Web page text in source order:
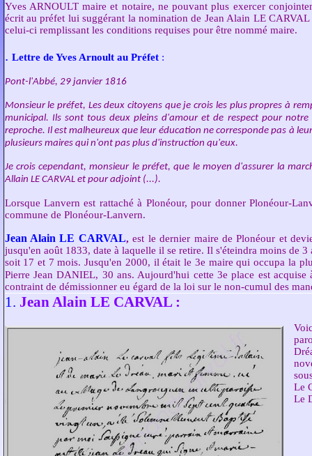
Yves ARNOULT maire et notaire, ne pouvant plus exercer
écrit au préfet lui suggérant la nomination de Jean Alain LE
celui-ci remplissant les conditions requises pour être nommé maire.
. Lettre de Yves Arnoult au Préfet:
Pont-l'Abbé, 29 janvier 1816
Monsieur le préfet, Les deux citoyens que je crois les plus propres à
municipal. Ils sont tous deux pleins d'amour et de respect pour
reproche. Il est malheureux que leur éducation ne corresponde pas à
plusieurs maires qui n'ont pas plus d'instruction qu'eux.
Je crois cependant, monsieur le préfet, que le moyen d'assurer la
Allain LE CARVAL et pour adjoint (...).
Lorsque Lanvern est rattaché à Plonéour, pour donner Plonéour-
commune de Plonéour-Lanvern.
Jean Alain LE CARVAL, est le dernier maire de Plonéour et
jusqu'en août 1833, date à laquelle il se retire. Il s'éteindra moins de
soit 17 et 7 mois. Jusqu'en 2000, il était le 3e maire qui occupa la
Pierre Jean DANIEL, 30 ans. Aujourd'hui cette 3e place est acquise
contraint de démissionner eu égard de la loi sur le non-cumul des
1. Jean Alain LE CARVAL :
Le
Le